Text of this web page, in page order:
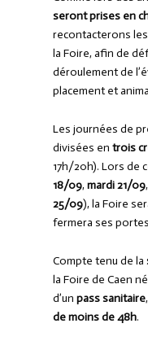
seront prises en
recontacterons
la Foire, afin de
déroulement de
placement et
Les journées de
divisées en trois
17h/20h). Lors de
18/09, mardi 21/09,
25/09), la Foire
fermera ses
Compte tenu de la
la Foire de Caen
d’un pass sanitaire
de moins de 48h.